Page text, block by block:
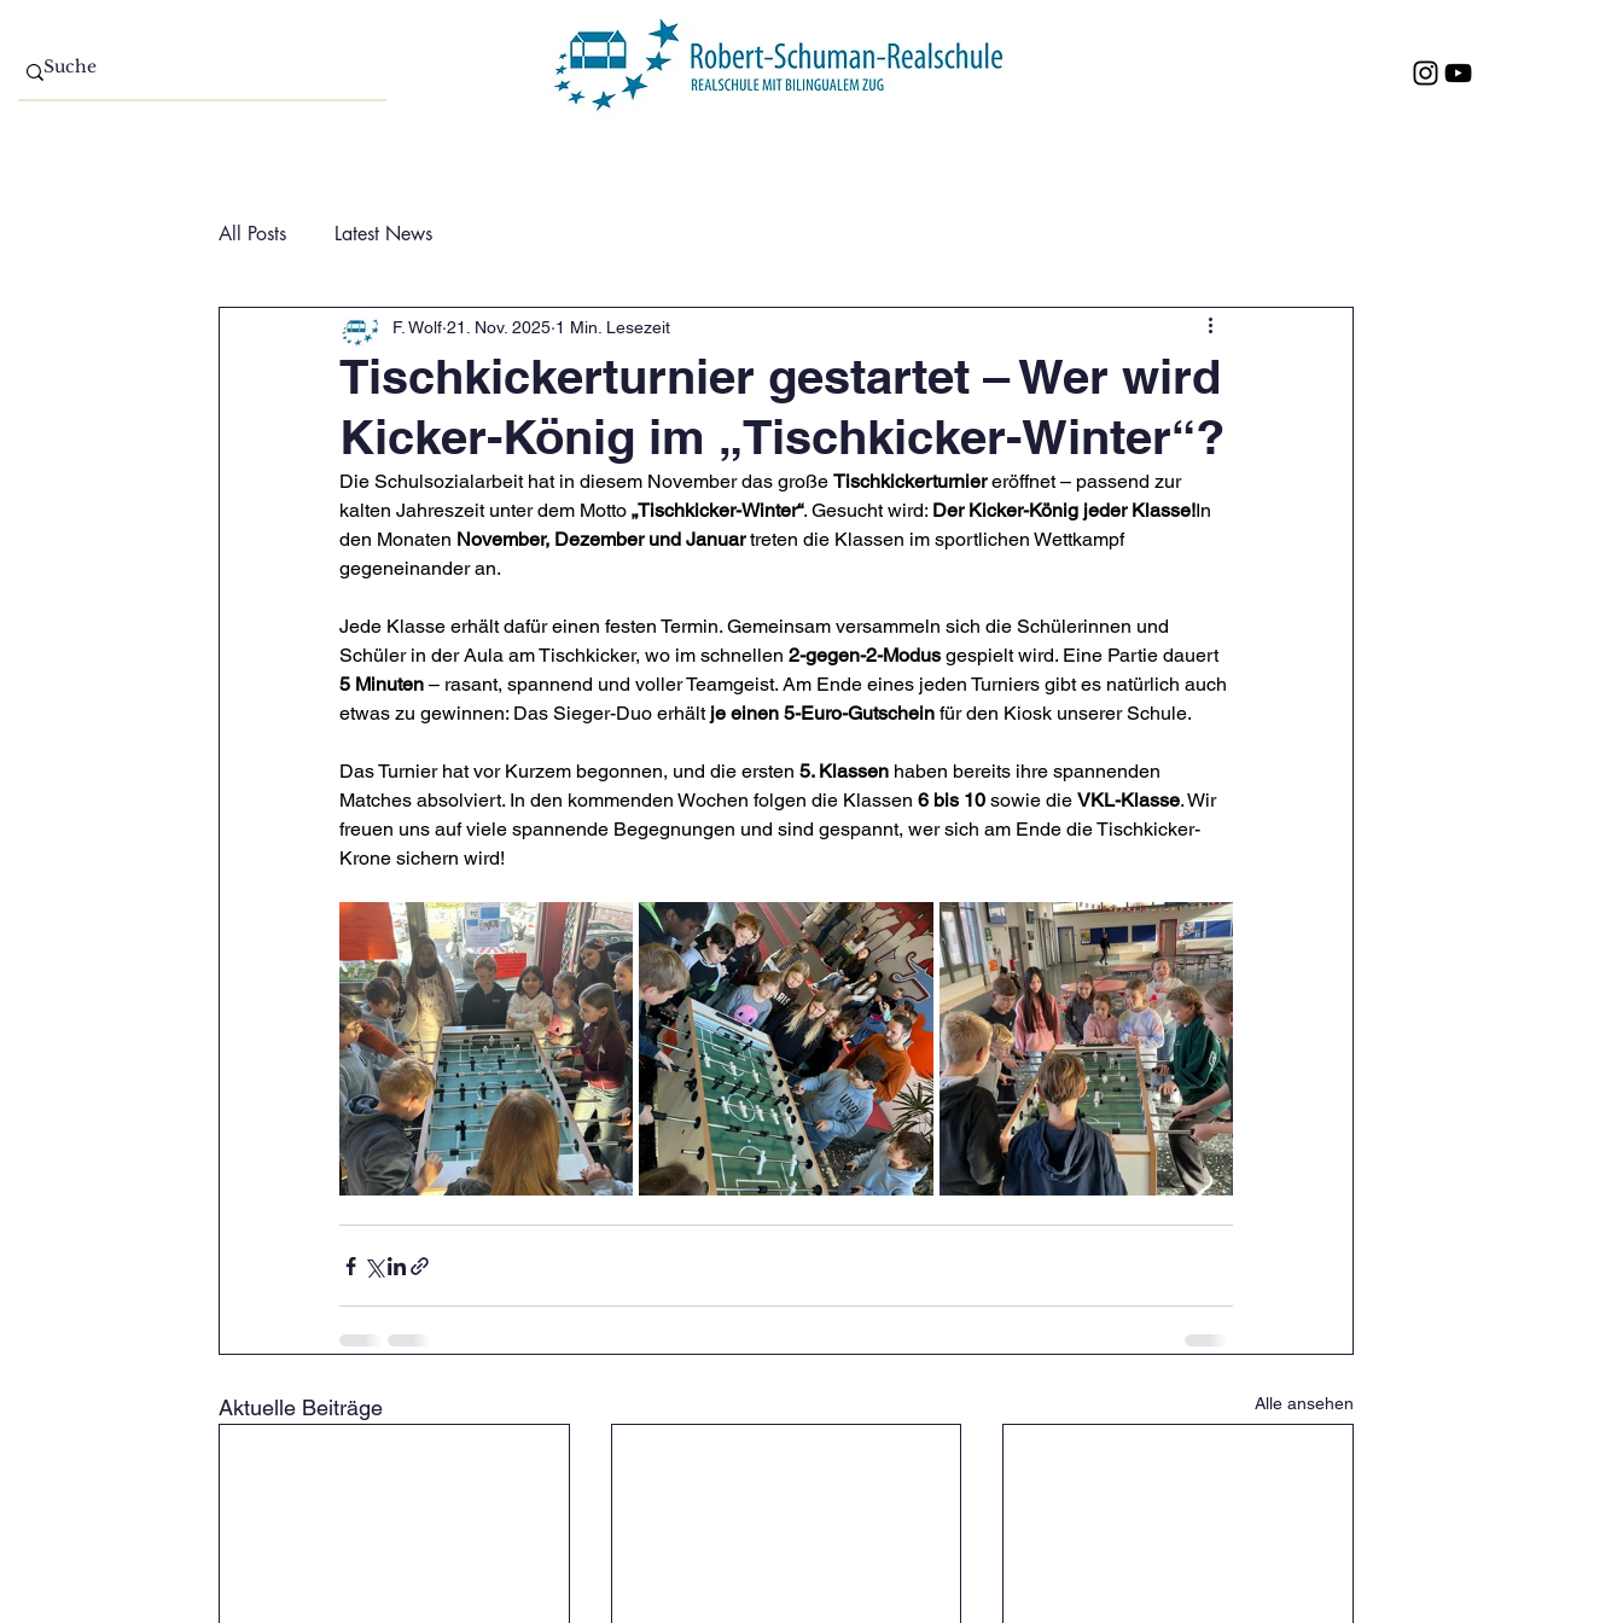
All Posts Latest News
Tischkickerturnier gestartet – Wer wird
Kicker-König im „Tischkicker-Winter“?
F. Wolf 21. Nov. 2025 1 Min. Lesezeit
Die Schulsozialarbeit hat in diesem November das große Tischkickerturnier eröffnet – passend zur
kalten Jahreszeit unter dem Motto „Tischkicker-Winter“. Gesucht wird: Der Kicker-König jeder Klasse!In
den Monaten November, Dezember und Januar treten die Klassen im sportlichen Wettkampf
gegeneinander an.
Jede Klasse erhält dafür einen festen Termin. Gemeinsam versammeln sich die Schülerinnen und
Schüler in der Aula am Tischkicker, wo im schnellen 2-gegen-2-Modus gespielt wird. Eine Partie dauert
5 Minuten – rasant, spannend und voller Teamgeist. Am Ende eines jeden Turniers gibt es natürlich auch
etwas zu gewinnen: Das Sieger-Duo erhält je einen 5-Euro-Gutschein für den Kiosk unserer Schule.
Das Turnier hat vor Kurzem begonnen, und die ersten 5. Klassen haben bereits ihre spannenden
Matches absolviert. In den kommenden Wochen folgen die Klassen 6 bis 10 sowie die VKL-Klasse. Wir
freuen uns auf viele spannende Begegnungen und sind gespannt, wer sich am Ende die Tischkicker-
Krone sichern wird!
Aktuelle Beiträge Alle ansehen